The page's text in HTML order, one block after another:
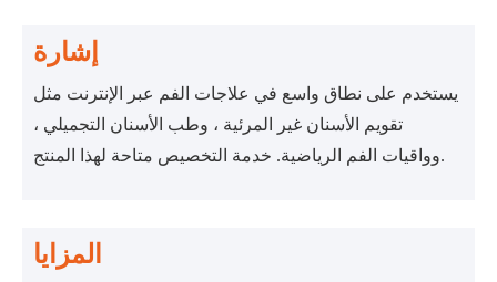
إشارة
يستخدم على نطاق واسع في علاجات الفم عبر الإنترنت مثل
تقويم الأسنان غير المرئية ، وطب الأسنان التجميلي ،
وواقيات الفم الرياضية. خدمة التخصيص متاحة لهذا المنتج.
المزايا